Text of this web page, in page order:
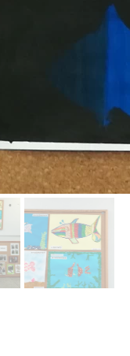
Erasmus+ Przez